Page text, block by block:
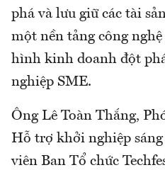
phá và lưu giữ các tài
một nền tảng công
hình kinh doanh đột
nghiệp SME.
Ông Lê Toàn Thắng,
Hỗ trợ khởi nghiệp
viên Ban Tổ chức